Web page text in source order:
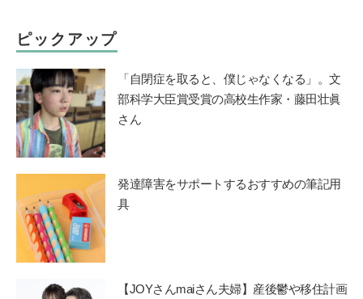
ピックアップ
「自閉症を取ると、僕じゃなくなる」。文
部科学大臣賞受賞の高校生作家・藤田壮眞
さん
発達障害をサポートするおすすめの筆記用
具
【JOYさんmaiさん夫婦】産後鬱や移住計画